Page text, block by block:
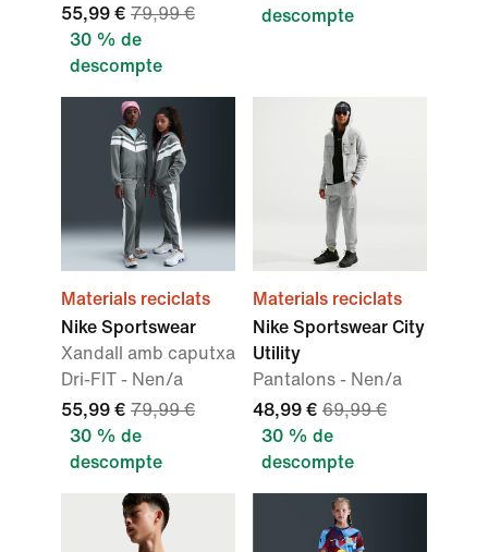
55,99 € 79,99 €
30 % de
descompte
descompte
Materials reciclats
Nike Sportswear
Xandall amb caputxa
Dri-FIT - Nen/a
55,99 € 79,99 €
30 % de
descompte
Materials reciclats
Nike Sportswear City
Utility
Pantalons - Nen/a
48,99 € 69,99 €
30 % de
descompte